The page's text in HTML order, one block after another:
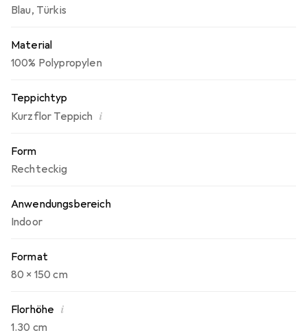
Blau, Türkis
Material
100% Polypropylen
Teppichtyp
Kurzflor Teppich i
Form
Rechteckig
Anwendungsbereich
Indoor
Format
80 x 150 cm
Florhöhe i
1.30 cm